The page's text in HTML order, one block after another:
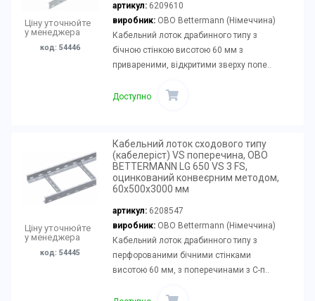
Ціну уточнюйте
у менеджера
код: 54446
артикул: 6209610
виробник:OBO Bettermann (Німеччина)
Кабельний лоток драбинного типу з
бічною стінкою висотою 60 мм з
привареними, відкритими зверху попе..
Доступно
Ціну уточнюйте
у менеджера
код: 54445
Кабельний лоток сходового типу
(кабелеріст) VS поперечина, OBO
BETTERMANN LG 650 VS 3 FS,
оцинкований конвеєрним методом,
60х500х3000 мм
артикул: 6208547
виробник:OBO Bettermann (Німеччина)
Кабельний лоток драбинного типу з
перфорованими бічними стінками
висотою 60 мм, з поперечинами з С-п..